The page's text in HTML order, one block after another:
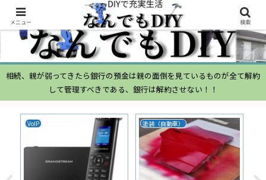
相続、親が弱ってきたら銀行の預金は親の面倒を見ているものが全て解約
して管理すべきである、銀行は解約させない！！
VoIP 塗装（自動車）
メニュー 検索